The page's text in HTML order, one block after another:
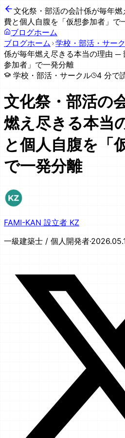
文化祭・部活の会計係が毎年
費と個人自腹を「仮想参加者」で
ブログホーム
ブログホーム 学校・部活・サー
係が毎年燃え尽きる本当の理由 ─
参加者」で一発分離
学校・部活・サークル
4 分で
文化祭・部活の
燃え尽きる本当
と個人自腹を「
で一発分離
FAMI-KAN 設立者 KZ
一級建築士 / 個人開発者·